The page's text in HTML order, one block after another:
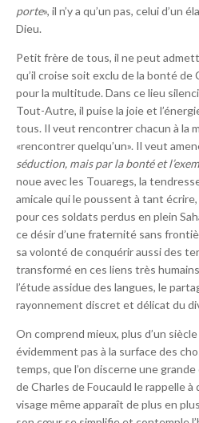
porte», il n’y a qu’un pas, celui d’un
Dieu.
Petit frère de tous, il ne peut
qu’il croise soit exclu de la bonté de
pour la multitude. Dans ce lieu
Tout-Autre, il puise la joie et
tous. Il veut rencontrer chacun à la
«rencontrer quelqu’un». Il veut
séduction, mais par la bonté et
noue avec les Touaregs, la
amicale qui le poussent à tant
pour ces soldats perdus en plein
ce désir d’une fraternité sans
sa volonté de conquérir aussi des
transformé en ces liens très
l’étude assidue des langues, le
rayonnement discret et délicat du
On comprend mieux, plus d’un
évidemment pas à la surface des
temps, que l’on discerne une
de Charles de Foucauld le rappelle à
visage même apparaît de plus en